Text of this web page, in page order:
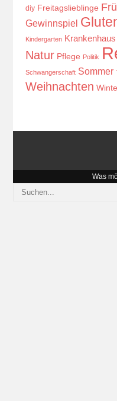
diy Freitagslieblinge
Gewinnspiel
Kindergarten Krankenhaus
Natur Pflege Politik
Schwangerschaft Sommer
Weihnachten
Was